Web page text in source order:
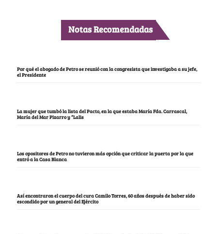
Notas Recomendadas
Por qué el abogado de Petro se reunió con la congresista que investigaba a su jefe,
el Presidente
La mujer que tumbó la lista del Pacto, en la que estaba María Fda. Carrascal,
María del Mar Pizarro y “Lalis
Los opositores de Petro no tuvieron más opción que criticar la puerta por la que
entró a la Casa Blanca
Así encontraron el cuerpo del cura Camilo Torres, 60 años después de haber sido
escondido por un general del Ejército